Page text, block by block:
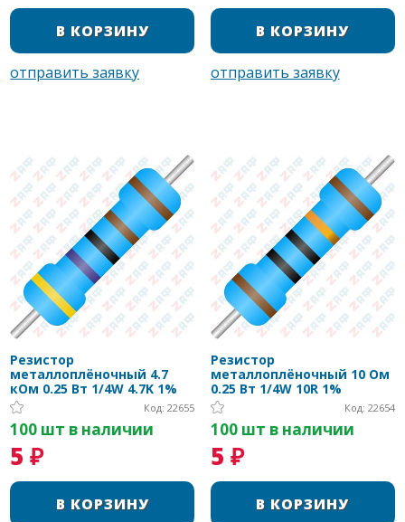
Резистор
металлоплёночный 4.7
кОм 0.25 Вт 1/4W 4.7K 1%
Код: 22655
100 шт в наличии
5 ₽
Резистор
металлоплёночный 10 Ом
0.25 Вт 1/4W 10R 1%
Код: 22654
100 шт в наличии
5 ₽